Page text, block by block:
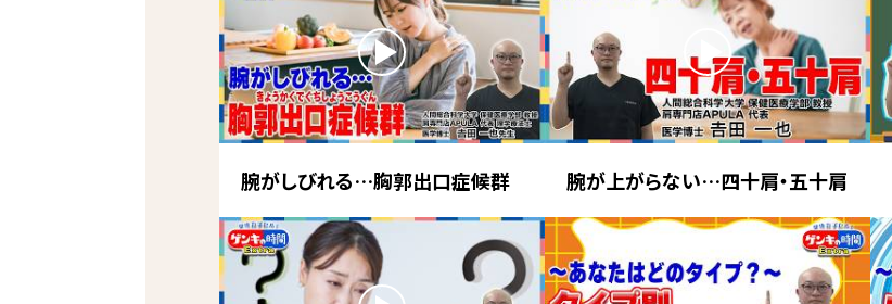
腕がしびれる…胸郭出口症候群 腕が上がらない…四十肩・五十肩